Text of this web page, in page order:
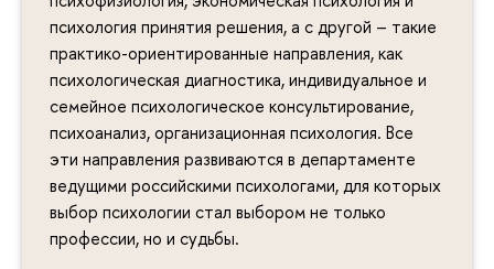
психология принятия решения, а с другой – такие
практико-ориентированные направления, как
психологическая диагностика, индивидуальное и
семейное психологическое консультирование,
психоанализ, организационная психология. Все
эти направления развиваются в департаменте
ведущими российскими психологами, для которых
выбор психологии стал выбором не только
профессии, но и судьбы.